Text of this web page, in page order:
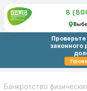
8
законного
Банкротство